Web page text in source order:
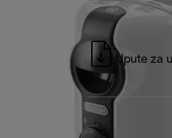
Upute za